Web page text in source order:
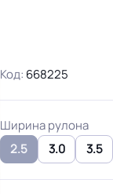
Код: 668225
Ширина рулона
2.5
3.0 3.5